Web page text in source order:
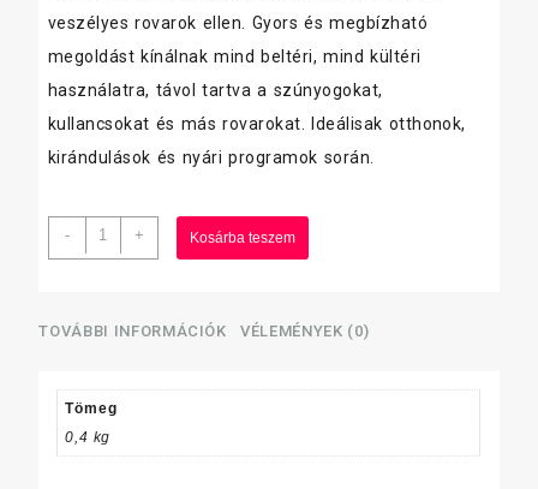
veszélyes rovarok ellen. Gyors és megbízható
megoldást kínálnak mind beltéri, mind kültéri
használatra, távol tartva a szúnyogokat,
kullancsokat és más rovarokat. Ideálisak otthonok,
kirándulások és nyári programok során.
-
Protect
légy
aer.
+ Kosárba teszem
TOVÁBBI INFORMÁCIÓK VÉLEMÉNYEK (0)
Tömeg
0,4 kg